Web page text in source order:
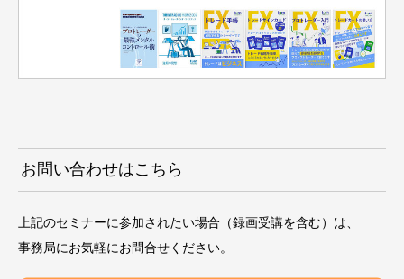
お問い合わせはこちら
上記のセミナーに参加されたい場合（録画受講を含む）は、
事務局にお気軽にお問合せください。